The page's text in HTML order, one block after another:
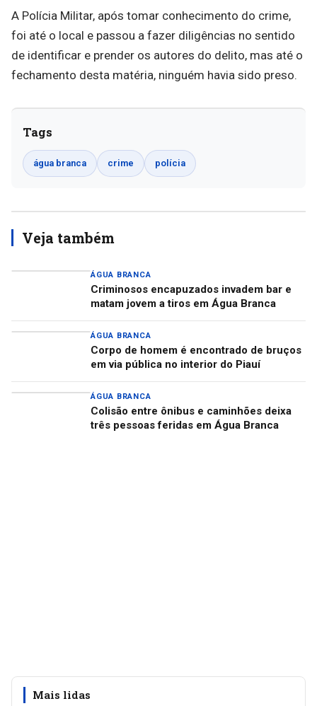
A Polícia Militar, após tomar conhecimento do crime,
foi até o local e passou a fazer diligências no sentido
de identificar e prender os autores do delito, mas até o
fechamento desta matéria, ninguém havia sido preso.
Tags
água branca crime polícia
Veja também
ÁGUA BRANCA
Criminosos encapuzados invadem bar e
matam jovem a tiros em Água Branca
ÁGUA BRANCA
Corpo de homem é encontrado de bruços
em via pública no interior do Piauí
ÁGUA BRANCA
Colisão entre ônibus e caminhões deixa
três pessoas feridas em Água Branca
Mais lidas